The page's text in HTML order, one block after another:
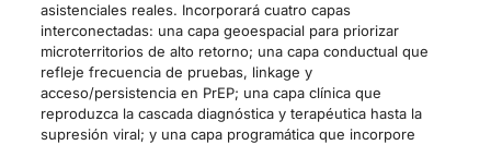
asistenciales reales. Incorporará cuatro capas
interconectadas: una capa geoespacial para priorizar
microterritorios de alto retorno; una capa conductual que
refleje frecuencia de pruebas, linkage y
acceso/persistencia en PrEP; una capa clínica que
reproduzca la cascada diagnóstica y terapéutica hasta la
supresión viral; y una capa programática que incorpore